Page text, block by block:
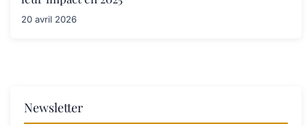
20 avril 2026
Newsletter